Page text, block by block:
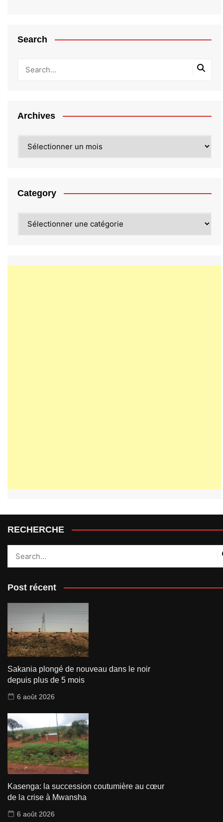
Search
Archives
Category
RECHERCHE
Post récent
Sakania plongé de nouveau dans le noir
depuis plus de 5 mois
6 août 2026
Kasenga: la succession coutumière au cœur
de la crise à Mwansha
6 août 2026